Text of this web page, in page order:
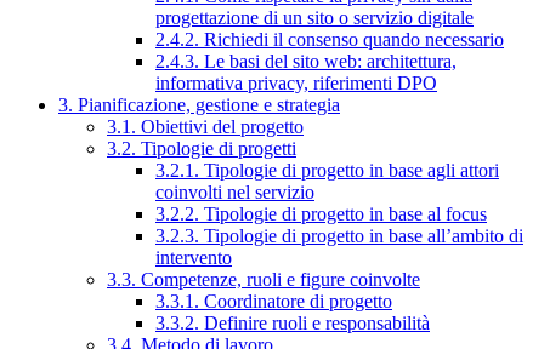
progettazione di un sito o servizio digitale
2.4.2. Richiedi il consenso quando necessario
2.4.3. Le basi del sito web: architettura,
informativa privacy, riferimenti DPO
3. Pianificazione, gestione e strategia
3.1. Obiettivi del progetto
3.2. Tipologie di progetti
3.2.1. Tipologie di progetto in base agli attori
coinvolti nel servizio
3.2.2. Tipologie di progetto in base al focus
3.2.3. Tipologie di progetto in base all’ambito di
intervento
3.3. Competenze, ruoli e figure coinvolte
3.3.1. Coordinatore di progetto
3.3.2. Definire ruoli e responsabilità
3.4. Metodo di lavoro